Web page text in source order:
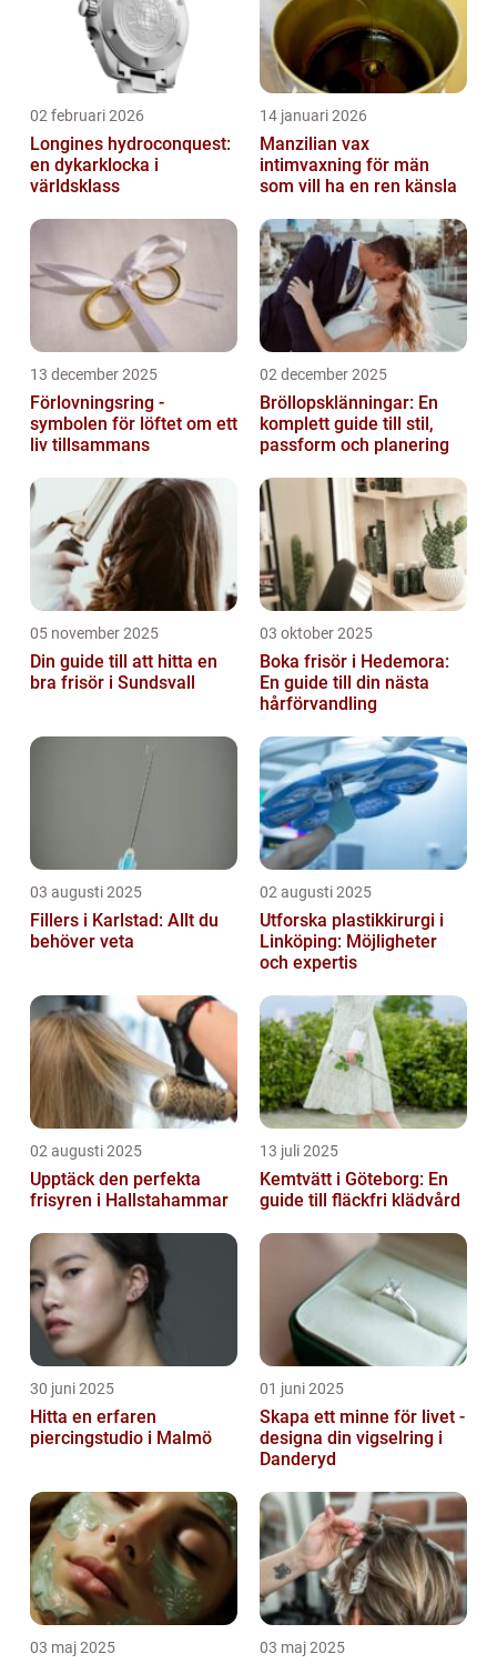
02 februari 2026
Longines hydroconquest:
en dykarklocka i
världsklass
14 januari 2026
Manzilian vax
intimvaxning för män
som vill ha en ren känsla
13 december 2025
Förlovningsring -
symbolen för löftet om ett
liv tillsammans
02 december 2025
Bröllopsklänningar: En
komplett guide till stil,
passform och planering
05 november 2025
Din guide till att hitta en
bra frisör i Sundsvall
03 oktober 2025
Boka frisör i Hedemora:
En guide till din nästa
hårförvandling
03 augusti 2025
Fillers i Karlstad: Allt du
behöver veta
02 augusti 2025
Utforska plastikkirurgi i
Linköping: Möjligheter
och expertis
02 augusti 2025
Upptäck den perfekta
frisyren i Hallstahammar
13 juli 2025
Kemtvätt i Göteborg: En
guide till fläckfri klädvård
30 juni 2025
Hitta en erfaren
piercingstudio i Malmö
01 juni 2025
Skapa ett minne för livet -
designa din vigselring i
Danderyd
03 maj 2025 03 maj 2025